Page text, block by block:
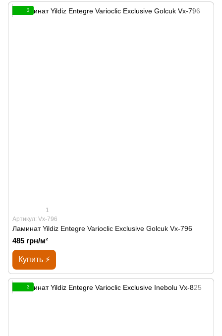
3
1
Артикул: Vx-796
Ламинат Yildiz Entegre Varioclic Exclusive Golcuk Vx-796
485 грн/м²
Купить ⚡
3